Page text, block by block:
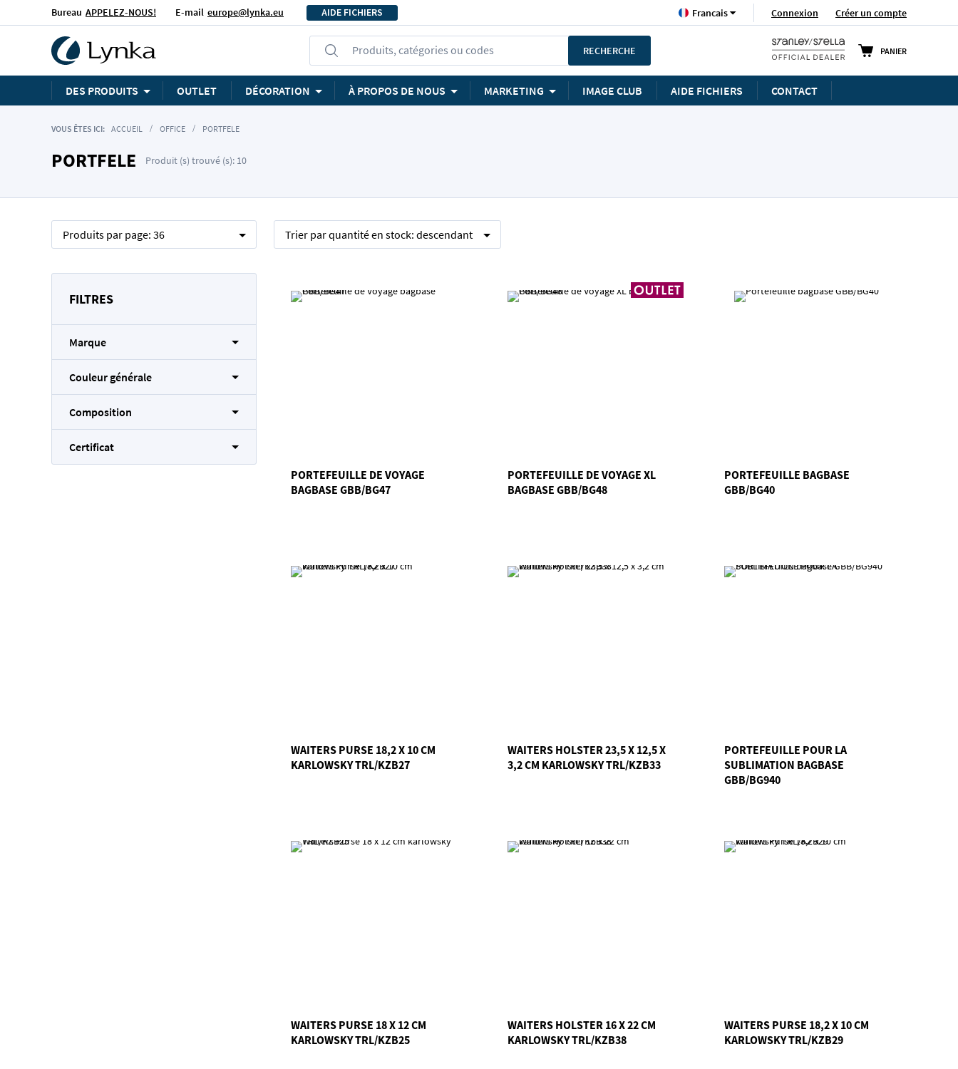
Bureau APPELEZ-NOUS! E-mail europe@lynka.eu AIDE FICHIERS Connexion Créer un compte
Langue Francais
PANIER
Produits, catégories ou codes RECHERCHE
DES PRODUITS OUTLET DÉCORATION À PROPOS DE NOUS MARKETING IMAGE CLUB AIDE FICHIERS CONTACT
VOUS ÊTES ICI: ACCUEIL OFFICE PORTFELE
PORTFELE Produit (s) trouvé (s): 10
Produits par page: 36 Trier parquantité en stock: descendant
PORTEFEUILLE DE VOYAGE
BAGBASE GBB/BG47
PORTEFEUILLE DE VOYAGE XL
BAGBASE GBB/BG48
PORTEFEUILLE BAGBASE
GBB/BG40
WAITERS PURSE 18,2 X 10 CM
KARLOWSKY TRL/KZB27
WAITERS HOLSTER 23,5 X 12,5 X
3,2 CM KARLOWSKY TRL/KZB33
PORTEFEUILLE POUR LA
SUBLIMATION BAGBASE
GBB/BG940
WAITERS PURSE 18 X 12 CM
KARLOWSKY TRL/KZB25
WAITERS HOLSTER 16 X 22 CM
KARLOWSKY TRL/KZB38
WAITERS PURSE 18,2 X 10 CM
KARLOWSKY TRL/KZB29
FILTRES
Marque
Couleur générale
Composition
Certificat